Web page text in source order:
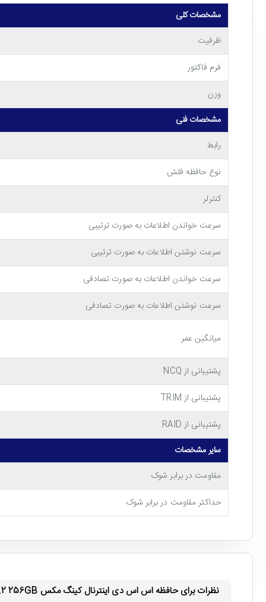
طراحی و ساخت حافظه SSD اینترنال Kingmax PQ3480 NVMe M.2 256GB
سرعت، سرعت و باز هم سرعت!
همچنین سرعت خواندن و نوشتن تصادفی آن 80K و 200K (با واحد IOPS) است. این یعنی حتی سنگین ترین بازی ها و اپلیکیشن ها هم در کمتر از چند ثانیه بر روی سیستم شما لود خواهند شد!
بهره بردن از تکنولوژی های کاربردی مانند SLC Caching
شرکت کینگ مکس که از تولید کنندگانپر سرعت ترین حافظه های رم
نوشتن اطلاعات بر روی حافظه اس اس دی کینگ مکس مدل PQ3480 NVMe M.2 256GB نقش بسزایی داشته اند.
مشخصات کلی
ظرفیت
فرم فاکتور
وزن
مشخصات فنی
رابط
نوع حافظه فلش
کنترلر
سرعت خواندن اطلاعات به صورت ترتیبی
سرعت نوشتن اطلاعات به صورت ترتیبی
سرعت خواندن اطلاعات به صورت تصادفی
سرعت نوشتن اطلاعات به صورت تصادفی
میانگین عمر
پشتیبانی از NCQ
پشتیبانی از TRIM
پشتیبانی از RAID
سایر مشخصات
مقاومت در برابر شوک
حداکثر مقاومت در برابر شوک
نظرات برای حافظه اس اس دی اینترنال کینگ مکس KINGMAX PQ3480 NVME M.2 256GB